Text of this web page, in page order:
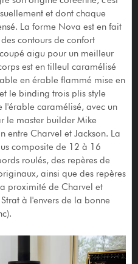
et dont chaque
La forme Nova est en fait
contours de confort
aigu pour un meilleur
est en tilleul caramélisé
en érable flammé mise en
le binding trois plis style
l'érable caramélisé, avec un
le master builder Mike
entre Charvel et Jackson. La
composite de 12 à 16
roulés, des repères de
ainsi que des repères
proximité de Charvel et
à l'envers de la bonne